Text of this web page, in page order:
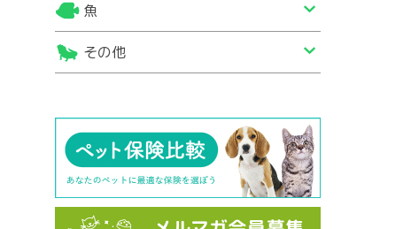
魚
その他